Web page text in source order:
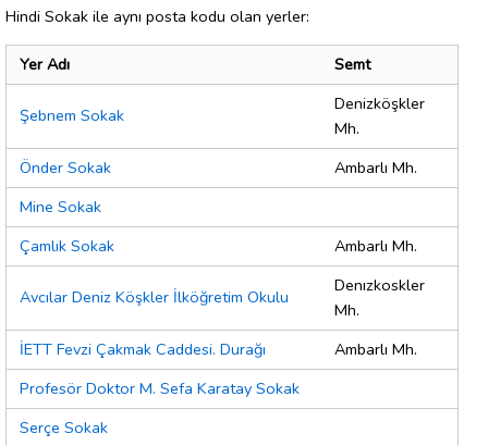
Hindi Sokak ile aynı posta kodu olan yerler:
Yer Adı Semt
Şebnem Sokak
Denizköşkler
Mh.
Önder Sokak
Ambarlı Mh.
Mine Sokak
Çamlık Sokak
Ambarlı Mh.
Avcılar Deniz Köşkler İlköğretim Okulu
Denızkoskler
Mh.
İETT Fevzi Çakmak Caddesi. Durağı
Ambarlı Mh.
Profesör Doktor M. Sefa Karatay Sokak
Serçe Sokak